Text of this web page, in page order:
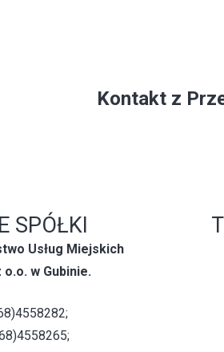
Kontakt z
SPÓŁKI
Usług Miejskich
o.o. w Gubinie.